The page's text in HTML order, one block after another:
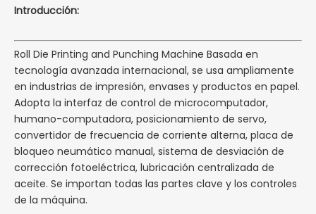
Introducción:
Roll Die Printing and Punching Machine Basada en
tecnología avanzada internacional, se usa ampliamente
en industrias de impresión, envases y productos en papel.
Adopta la interfaz de control de microcomputador,
humano-computadora, posicionamiento de servo,
convertidor de frecuencia de corriente alterna, placa de
bloqueo neumático manual, sistema de desviación de
corrección fotoeléctrica, lubricación centralizada de
aceite. Se importan todas las partes clave y los controles
de la máquina.